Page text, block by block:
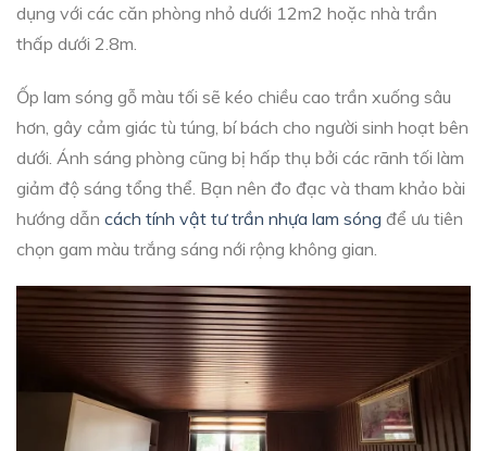
dụng với các căn phòng nhỏ dưới 12m2 hoặc nhà trần
thấp dưới 2.8m.
Ốp lam sóng gỗ màu tối sẽ kéo chiều cao trần xuống sâu
hơn, gây cảm giác tù túng, bí bách cho người sinh hoạt bên
dưới. Ánh sáng phòng cũng bị hấp thụ bởi các rãnh tối làm
giảm độ sáng tổng thể. Bạn nên đo đạc và tham khảo bài
hướng dẫn cách tính vật tư trần nhựa lam sóng để ưu tiên
chọn gam màu trắng sáng nới rộng không gian.